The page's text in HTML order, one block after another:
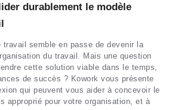
durablement le modèle
travail semble en passe de devenir la
du travail. Mais une question
cette solution viable dans le temps,
de succès ? Kowork vous présente
qui peuvent vous aider à concevoir le
approprié pour votre organisation, et à